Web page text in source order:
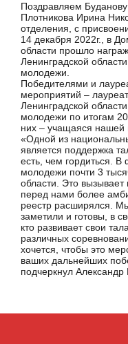
Поздравляем
Плотникова Ирина
отделения, с
14 декабря 2022г., в
области прошло
Ленинградской
молодежи.
Победителями и
мероприятий –
Ленинградской
молодежи по итогам
них – учащаяся
«Одной из
является поддержка
есть, чем гордиться.
молодежи почти 3
области. Это вызывает
перед нами более
реестр расширялся.
заметили и готовы, в
кто развивает свои
различных
хочется, чтобы это
ваших дальнейших
подчеркнул